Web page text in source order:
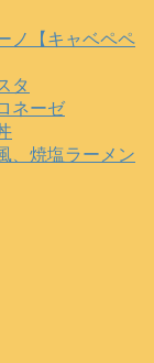
ノ【キャベペペ
タ
ネーゼ
、焼塩ラーメン